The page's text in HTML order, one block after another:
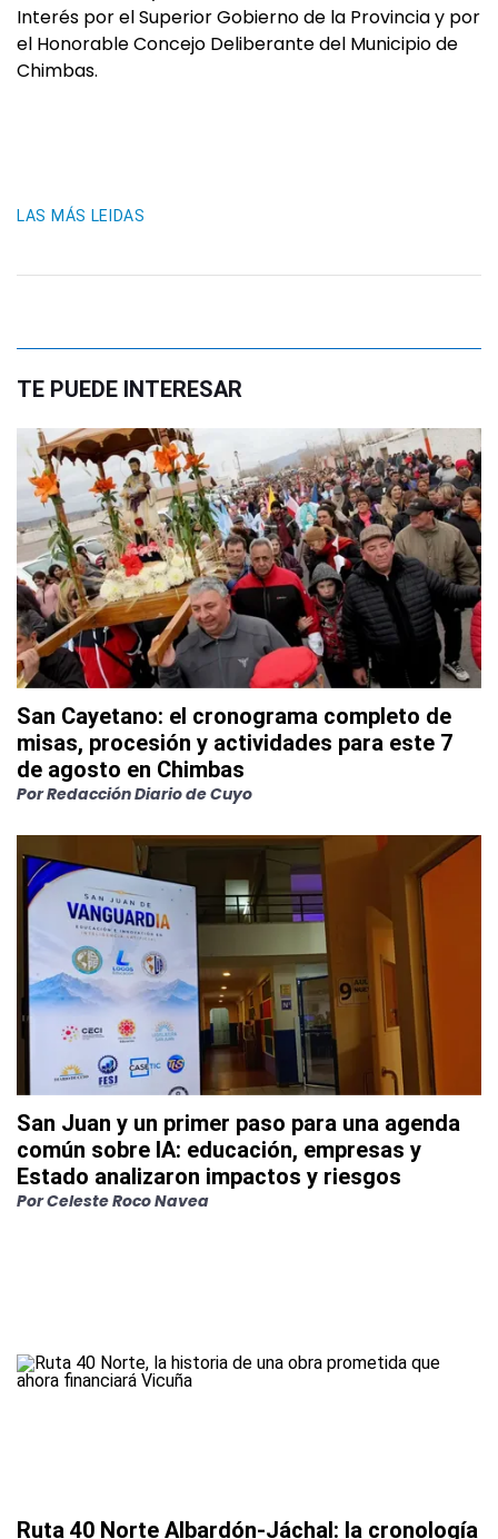
Interés por el Superior Gobierno de la Provincia y por
el Honorable Concejo Deliberante del Municipio de
Chimbas.
LAS MÁS LEIDAS
TE PUEDE INTERESAR
San Cayetano: el cronograma completo de
misas, procesión y actividades para este 7
de agosto en Chimbas
PorRedacción Diario de Cuyo
San Juan y un primer paso para una agenda
común sobre IA: educación, empresas y
Estado analizaron impactos y riesgos
PorCeleste Roco Navea
Ruta 40 Norte Albardón-Jáchal: la cronología